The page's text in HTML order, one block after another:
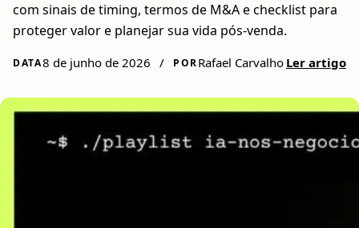
com sinais de timing, termos de M&A e checklist para
proteger valor e planejar sua vida pós-venda.
DATA8 de junho de 2026 / PORRafael Carvalho Ler artigo